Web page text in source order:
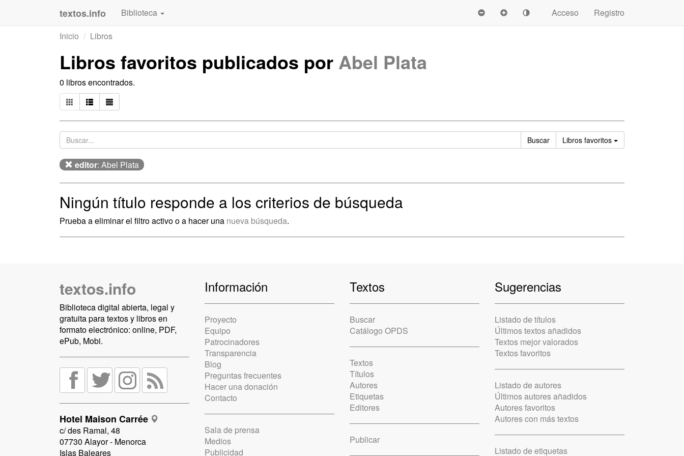
textos.info Biblioteca Acceso
Registro
Inicio
Libros
Libros favoritos publicados por Abel Plata
0 libros encontrados.
Buscar Libros favoritos Ordenar
editor: Abel Plata
Ningún título responde a los criterios de búsqueda
Prueba a eliminar el filtro activo o a hacer una nueva búsqueda.
textos.info
Biblioteca digital abierta, legal y
gratuita para textos y libros en
formato electrónico: online, PDF,
ePub, Mobi.
Hotel Maison Carrée
c/ des Ramal, 48
07730 Alayor - Menorca
Islas Baleares
Información
Proyecto
Equipo
Patrocinadores
Transparencia
Blog
Preguntas frecuentes
Hacer una donación
Contacto
Sala de prensa
Medios
Publicidad
Textos
Buscar
Catálogo OPDS
Textos
Títulos
Autores
Etiquetas
Editores
Publicar
Sugerencias
Listado de títulos
Últimos textos añadidos
Textos mejor valorados
Textos favoritos
Listado de autores
Últimos autores añadidos
Autores favoritos
Autores con más textos
Listado de etiquetas